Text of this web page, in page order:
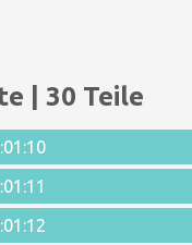
| 30 Teile